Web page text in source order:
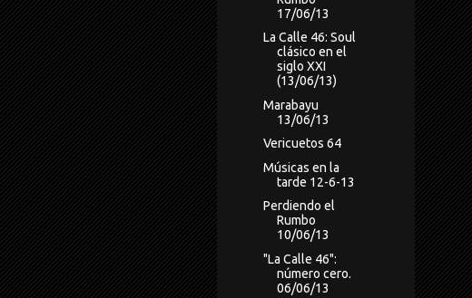
17/06/13
La Calle 46: Soul
clásico en el
siglo XXI
(13/06/13)
Marabayu
13/06/13
Vericuetos 64
Músicas en la
tarde 12-6-13
Perdiendo el
Rumbo
10/06/13
"La Calle 46":
número cero.
06/06/13